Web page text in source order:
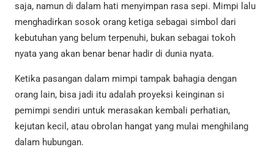
saja, namun di dalam hati menyimpan rasa sepi. Mimpi lalu
menghadirkan sosok orang ketiga sebagai simbol dari
kebutuhan yang belum terpenuhi, bukan sebagai tokoh
nyata yang akan benar benar hadir di dunia nyata.
Ketika pasangan dalam mimpi tampak bahagia dengan
orang lain, bisa jadi itu adalah proyeksi keinginan si
pemimpi sendiri untuk merasakan kembali perhatian,
kejutan kecil, atau obrolan hangat yang mulai menghilang
dalam hubungan.